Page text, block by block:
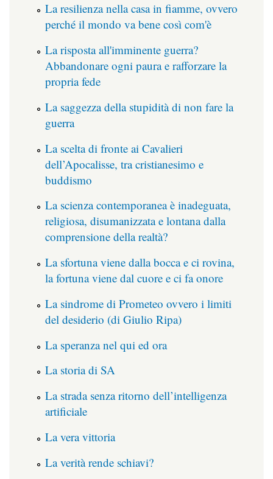
La resilienza nella casa in fiamme, ovvero
perché il mondo va bene così com'è
La risposta all'imminente guerra?
Abbandonare ogni paura e rafforzare la
propria fede
La saggezza della stupidità di non fare la
guerra
La scelta di fronte ai Cavalieri
dell’Apocalisse, tra cristianesimo e
buddismo
La scienza contemporanea è inadeguata,
religiosa, disumanizzata e lontana dalla
comprensione della realtà?
La sfortuna viene dalla bocca e ci rovina,
la fortuna viene dal cuore e ci fa onore
La sindrome di Prometeo ovvero i limiti
del desiderio (di Giulio Ripa)
La speranza nel qui ed ora
La storia di SA
La strada senza ritorno dell’intelligenza
artificiale
La vera vittoria
La verità rende schiavi?